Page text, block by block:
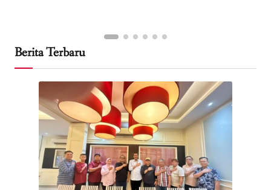
Berita Terbaru